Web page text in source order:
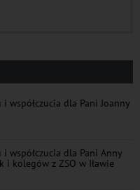
współczucia dla Pani Joanny
współczucia dla Pani Anny
i kolegów z ZSO w Iławie